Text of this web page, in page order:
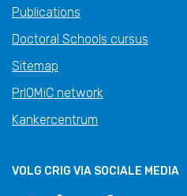
Publications
Doctoral Schools cursus
Sitemap
PrIOMiC network
Kankercentrum
VOLG CRIG VIA SOCIALE MEDIA